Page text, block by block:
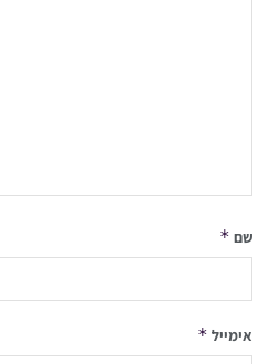
שם *
אימייל *